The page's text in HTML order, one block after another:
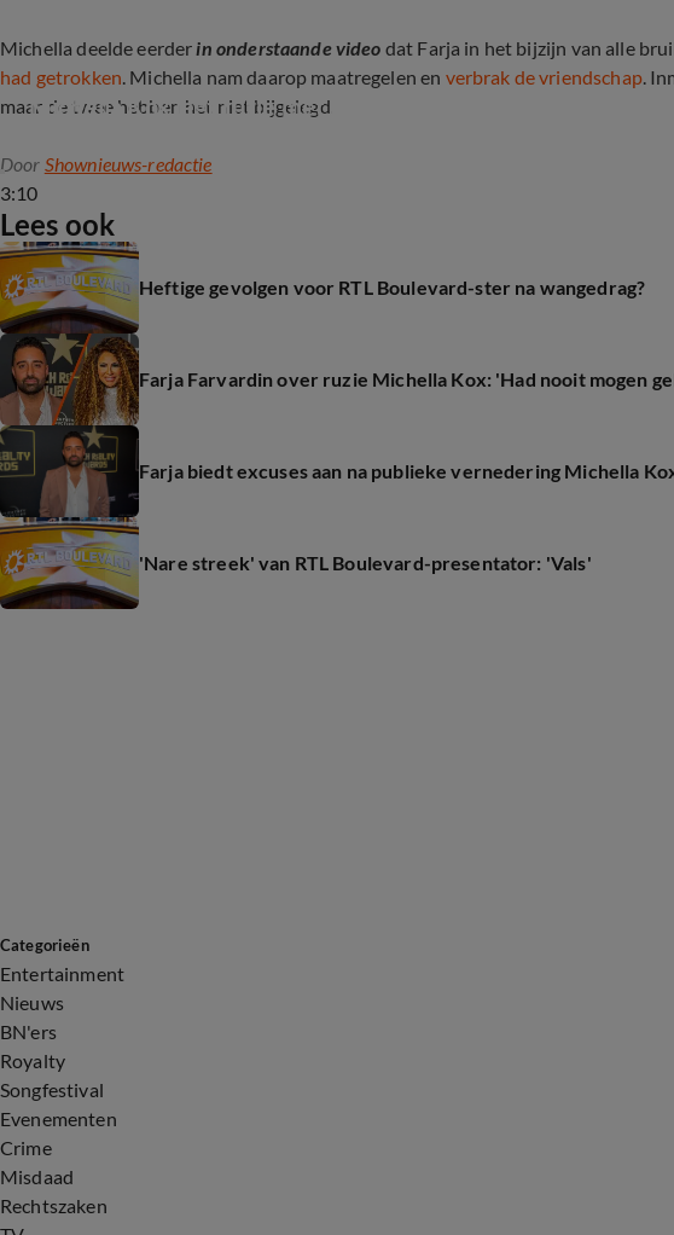
Michella deelde eerder in onderstaande video dat Farja in het bijzijn van alle
had getrokken. Michella nam daarop maatregelen en verbrak de vriendschap.
maar de twee hebben het niet bijgelegd.
3:10
Michella Kox legt ruzie met Farja uit
Door Shownieuws-redactie
Lees ook
Heftige gevolgen voor RTL Boulevard-ster na wangedrag?
Farja Farvardin over ruzie Michella Kox: 'Had nooit mogen
Farja biedt excuses aan na publieke vernedering Michella
'Nare streek' van RTL Boulevard-presentator: 'Vals'
Categorieën
Entertainment
Nieuws
BN'ers
Royalty
Songfestival
Evenementen
Crime
Misdaad
Rechtszaken